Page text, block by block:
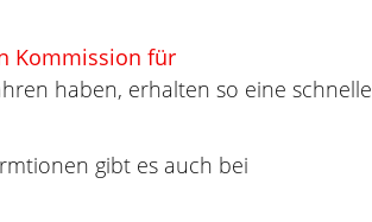
Kommission für
haben, erhalten so eine schnelle
gibt es auch bei